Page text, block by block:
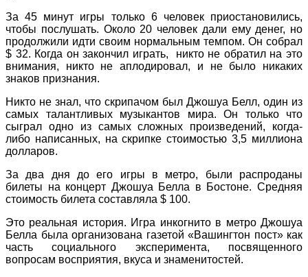
За 45 минут игры только 6 человек приостановились,
чтобы послушать. Около 20 человек дали ему денег, но
продолжили идти своим нормальным темпом. Он собрал
$ 32. Когда он закончил играть, никто не обратил на это
внимания, никто не аплодировал, и не было никаких
знаков признания.
Никто не знал, что скрипачом был Джошуа Белл, один из
самых талантливых музыкантов мира. Он только что
сыграл одно из самых сложных произведений, когда-
либо написанных, на скрипке стоимостью 3,5 миллиона
долларов.
За два дня до его игры в метро, были распроданы
билеты на концерт Джошуа Белла в Бостоне. Средняя
стоимость билета составляла $ 100.
Это реальная история. Игра инкогнито в метро Джошуа
Белла была организована газетой «Вашингтон пост» как
часть социального эксперимента, посвященного
вопросам восприятия, вкуса и знаменитостей.